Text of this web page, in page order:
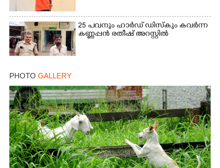
25 പവനും ഹാർഡ് ഡിസ്കും കവർന്ന
കണ്ണപ്പൻ രതീഷ് അറസ്റ്റിൽ
PHOTO GALLERY